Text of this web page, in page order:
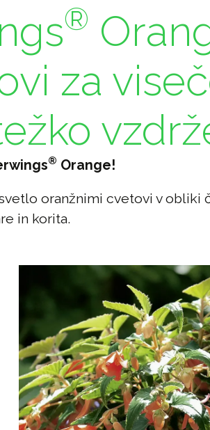
®
za
® Orange!
oranžnimi cvetovi v obliki
in korita.